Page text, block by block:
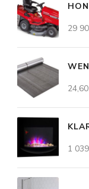
29
24,60
1